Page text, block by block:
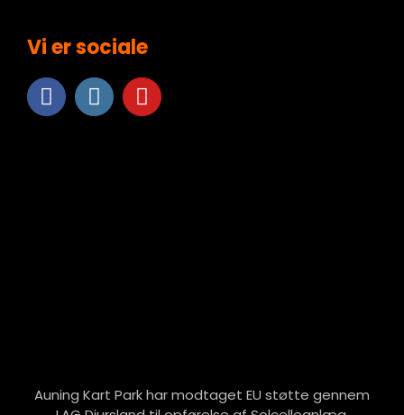
Vi er sociale
Auning Kart Park har modtaget EU støtte gennem